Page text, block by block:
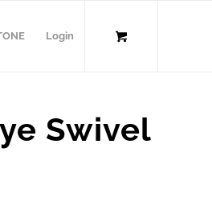
Login
Swivel